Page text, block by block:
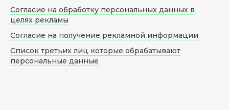
Согласие на обработку персональных данных в
целях рекламы
Согласие на получение рекламной информации
Список третьих лиц которые обрабатывают
персональные данные